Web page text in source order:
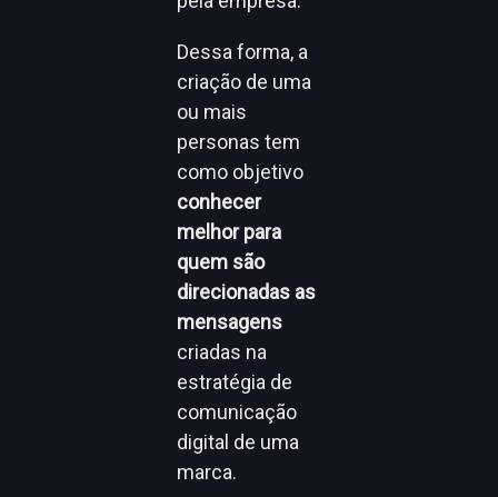
Dessa forma, a
criação de uma
ou mais
personas tem
como objetivo
conhecer
melhor para
quem são
direcionadas as
mensagens
criadas na
estratégia de
comunicação
digital de uma
marca.